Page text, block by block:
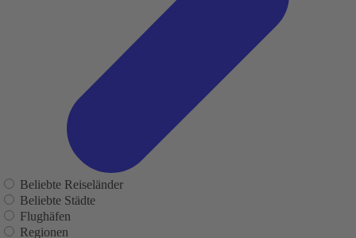
Beliebte Reiseländer
Beliebte Städte
Flughäfen
Regionen